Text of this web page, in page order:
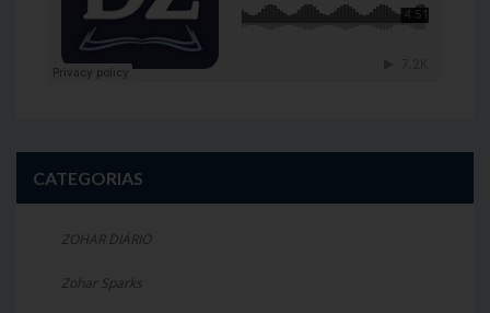
CATEGORIAS
ZOHAR DIÁRIO
Zohar Sparks